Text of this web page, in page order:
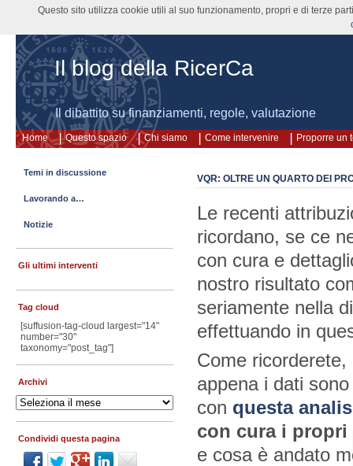
Il blog della RicerCa
Il dibattito su finanziamenti, regole, valutazione
Home Questo spazio Chi siamo Come intervenire Proporre un
VQR: OLTRE UN QUARTO DEI
Le recenti
ricordano, se ce
con cura e
nostro risultato
seriamente nella
effettuando in
Come
appena i dati
con questa
con cura i
e cosa è andato
Temi in discussione
Lavorando a…
Notizie
Gli ultimi interventi
Tag cloud
[suffusion-tag-cloud largest="14"
number="30"
taxonomy="post_tag"]
Archivi
Archivi
Condividi questa pagina
Questo sito utilizza cookie utili al suo funzionamento, propri e di terze